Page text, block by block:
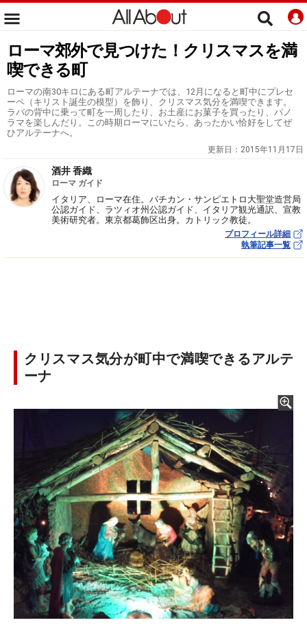
ローマ郊外で見つけた！クリスマスを満
喫できる町
ローマの南30キロにある町アルテーナでは、12月になると町中にプレセ
ーペ（キリスト誕生の模型）を飾り、クリスマス気分を満喫できます。
ラバの背中に乗って町を一周したり、お土産にお菓子を買ったり、パノ
ラマを楽しんだり。この時期ローマにいたら、あったかい恰好をしてぜ
ひアルテーナへ。
更新日： 2015年11月17日
酒井 香織
ローマ ガイド
イタリア、ローマ在住。バチカン・サンピエトロ大聖堂造営局
公認ガイド、ラツィオ州公認ガイド、イタリア観光通訳、宣教
美術研究者。東京都葛飾区出身。カトリック教徒。
プロフィール詳細
執筆記事一覧
クリスマス気分が町中で満喫できるアルテ
ーナ